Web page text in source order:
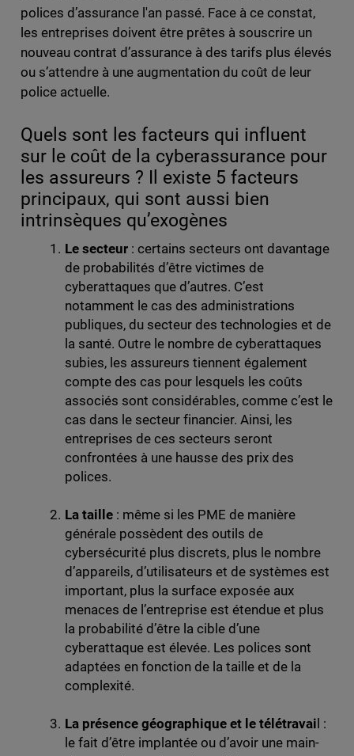
polices d’assurance l'an passé. Face à ce constat,
les entreprises doivent être prêtes à souscrire un
nouveau contrat d’assurance à des tarifs plus élevés
ou s’attendre à une augmentation du coût de leur
police actuelle.
Quels sont les facteurs qui influent
sur le coût de la cyberassurance pour
les assureurs ? Il existe 5 facteurs
principaux, qui sont aussi bien
intrinsèques qu’exogènes
Le secteur : certains secteurs ont davantage
de probabilités d’être victimes de
cyberattaques que d’autres. C’est
notamment le cas des administrations
publiques, du secteur des technologies et de
la santé. Outre le nombre de cyberattaques
subies, les assureurs tiennent également
compte des cas pour lesquels les coûts
associés sont considérables, comme c’est le
cas dans le secteur financier. Ainsi, les
entreprises de ces secteurs seront
confrontées à une hausse des prix des
polices.
La taille: même si les PME de manière
générale possèdent des outils de
cybersécurité plus discrets, plus le nombre
d’appareils, d’utilisateurs et de systèmes est
important, plus la surface exposée aux
menaces de l’entreprise est étendue et plus
la probabilité d’être la cible d’une
cyberattaque est élevée. Les polices sont
adaptées en fonction de la taille et de la
complexité.
La présence géographique et le télétravai l :
le fait d’être implantée ou d’avoir une main-